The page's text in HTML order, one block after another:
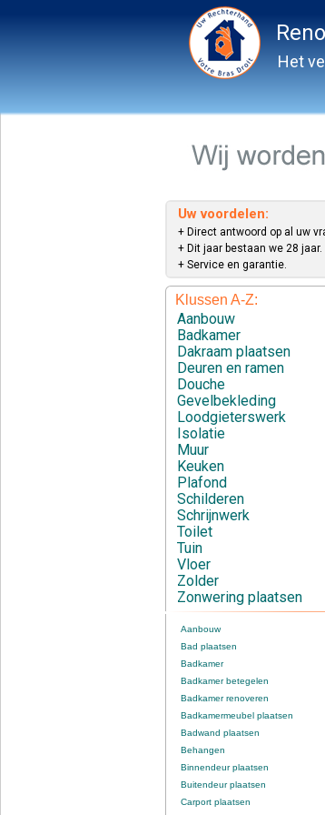
Het
Uw voordelen:
+ Direct antwoord op al uw
+ Dit jaar bestaan we 28 jaar.
+ Service en garantie.
Klussen A-Z:
Aanbouw
Badkamer
Dakraam plaatsen
Deuren en ramen
Douche
Gevelbekleding
Loodgieterswerk
Isolatie
Muur
Keuken
Plafond
Schilderen
Schrijnwerk
Toilet
Tuin
Vloer
Zolder
Zonwering plaatsen
Aanbouw
Bad plaatsen
Badkamer
Badkamer betegelen
Badkamer renoveren
Badkamermeubel plaatsen
Badwand plaatsen
Behangen
Binnendeur plaatsen
Buitendeur plaatsen
Carport plaatsen